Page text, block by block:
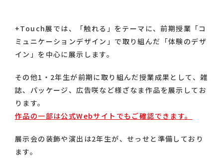
+Touch展では、「触れる」をテーマに、前期授業「コ
ミュニケーションデザイン」で取り組んだ「体験のデザ
イン」を中心に展示します。
その他1・2年生が前期に取り組んだ授業成果として、雑
誌、パッケージ、広告咲など様ざなま作品を展示してお
ります。
作品の一部は公式Webサイトでもご確認できます。
展示会の装飾や演出は2年生が、せっせと準備しており
ます。